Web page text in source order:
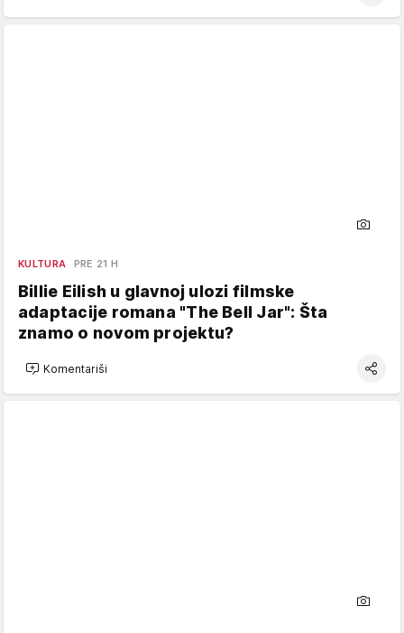
KULTURA PRE 21 H
Billie Eilish u glavnoj ulozi filmske
adaptacije romana "The Bell Jar": Šta
znamo o novom projektu?
Komentariši